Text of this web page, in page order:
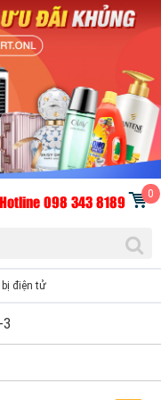
Hotline 098 343 8189 0
điện tử